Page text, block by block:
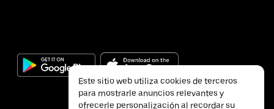
Este sitio web utiliza cookies de terceros
para mostrarle anuncios relevantes y
ofrecerle personalización al recordar su